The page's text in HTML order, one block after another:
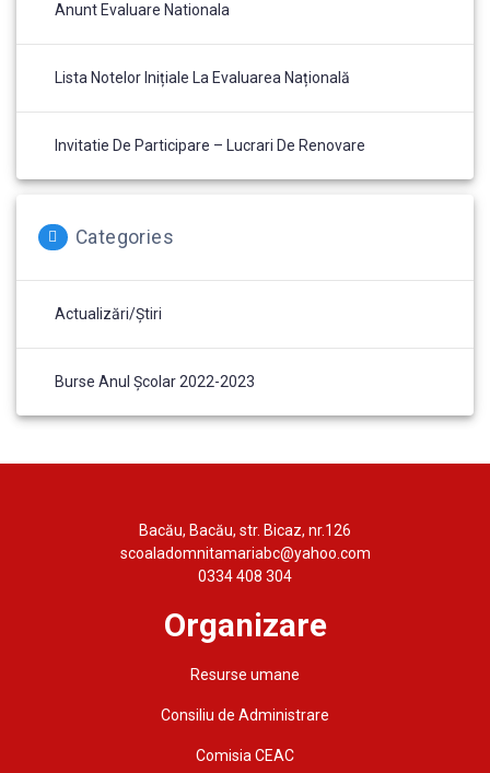
Anunt Evaluare Nationala
Lista Notelor Inițiale La Evaluarea Națională
Invitatie De Participare – Lucrari De Renovare
Categories
Actualizări/Știri
Burse Anul Școlar 2022-2023
Bacău, Bacău, str. Bicaz, nr.126
scoaladomnitamariabc@yahoo.com
0334 408 304
Organizare
Resurse umane
Consiliu de Administrare
Comisia CEAC